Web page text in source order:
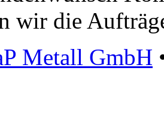
wir die
Metall GmbH